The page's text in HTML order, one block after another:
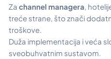
Za channel managera,
treće strane, što znači
troškove.
Duža implementacija i veća
sveobuhvatnim sustavom.